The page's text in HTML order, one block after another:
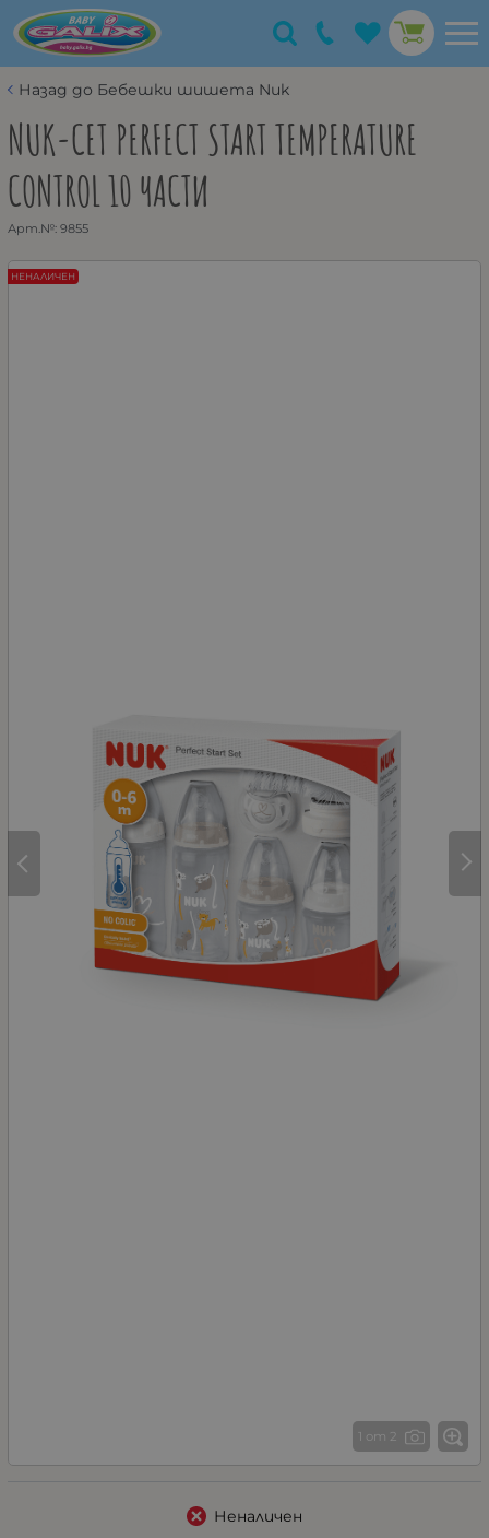
Назад до Бебешки шишета Nuk
NUK-СЕТ PERFECT START TEMPERATURE
CONTROL 10 ЧАСТИ
Арт.№: 9855
1 от 2
НЕНАЛИЧЕН
Неналичен